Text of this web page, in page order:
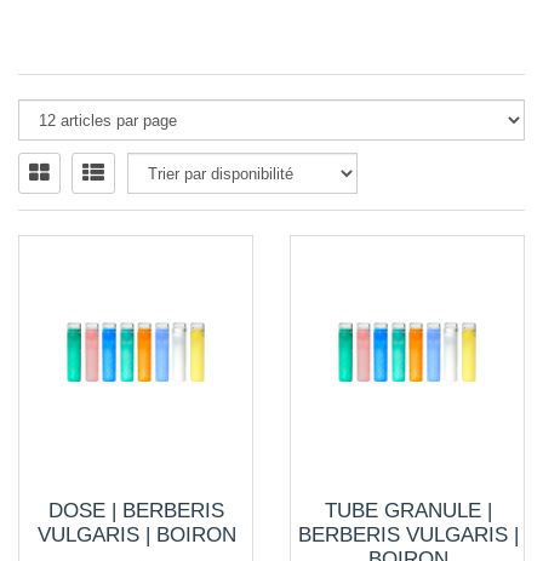
DOSE | BERBERIS
VULGARIS | BOIRON
TUBE GRANULE |
BERBERIS VULGARIS |